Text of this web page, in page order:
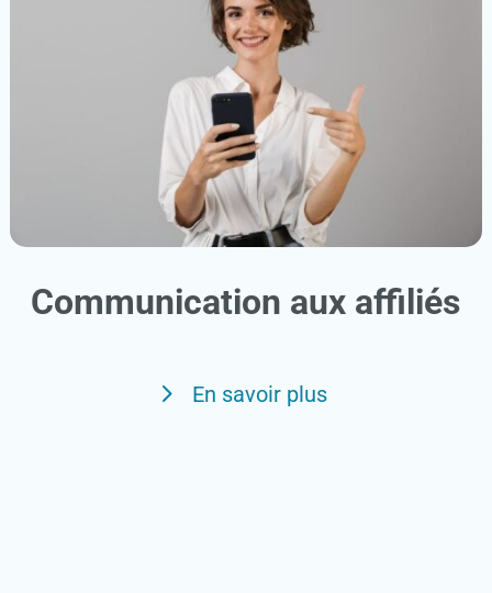
Communication aux affiliés
En savoir plus